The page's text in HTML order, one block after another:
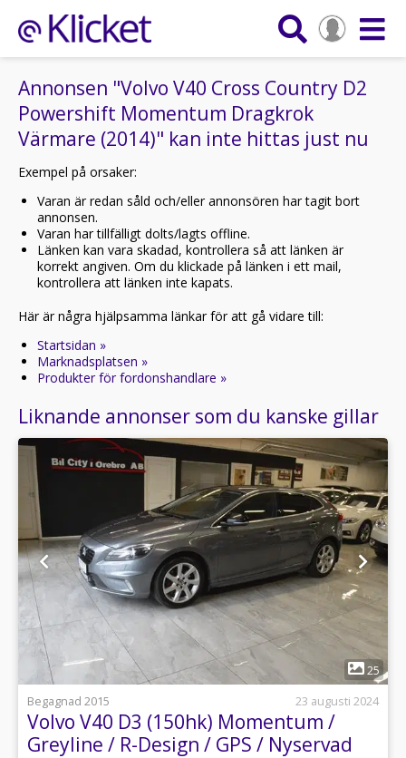
Annonsen "Volvo V40 Cross Country D2
Powershift Momentum Dragkrok
Värmare (2014)" kan inte hittas just nu
Exempel på orsaker:
Varan är redan såld och/eller annonsören har tagit bort
annonsen.
Varan har tillfälligt dolts/lagts offline.
Länken kan vara skadad, kontrollera så att länken är
korrekt angiven. Om du klickade på länken i ett mail,
kontrollera att länken inte kapats.
Här är några hjälpsamma länkar för att gå vidare till:
Startsidan »
Marknadsplatsen »
Produkter för fordonshandlare »
Liknande annonser som du kanske gillar
1
25
Begagnad 2015
23 augusti 2024
Volvo V40 D3 (150hk) Momentum /
Greyline / R-Design / GPS / Nyservad